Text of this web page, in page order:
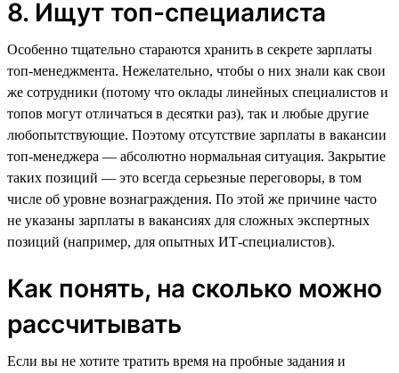
8. Ищут топ-специалиста
Особенно тщательно стараются хранить в секрете зарплаты
топ-менеджмента. Нежелательно, чтобы о них знали как свои
же сотрудники (потому что оклады линейных специалистов и
топов могут отличаться в десятки раз), так и любые другие
любопытствующие. Поэтому отсутствие зарплаты в вакансии
топ-менеджера — абсолютно нормальная ситуация. Закрытие
таких позиций — это всегда серьезные переговоры, в том
числе об уровне вознаграждения. По этой же причине часто
не указаны зарплаты в вакансиях для сложных экспертных
позиций (например, для опытных ИТ-специалистов).
Как понять, на сколько можно
рассчитывать
Если вы не хотите тратить время на пробные задания и